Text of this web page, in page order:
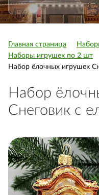
Главная страница
Наборы игрушек по 2 шт
Набор ёлочных игрушек
Набор
Снеговик с